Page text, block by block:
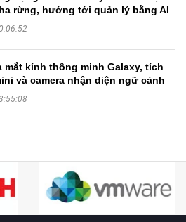
rừng, hướng tới quản lý bằng AI
mắt kính thông minh Galaxy, tích
và camera nhận diện ngữ cảnh